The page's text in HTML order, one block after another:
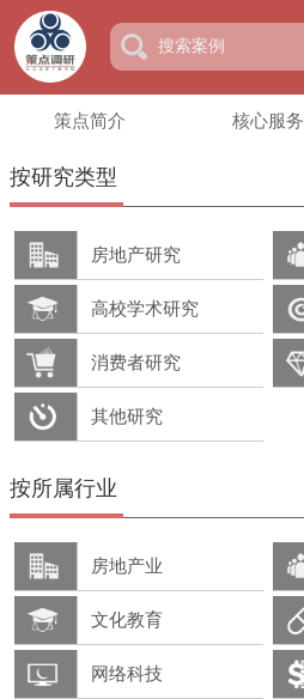
策点简介 核心服务
按研究类型
房地产研究
高校学术研究
消费者研究
其他研究
按所属行业
房地产业
文化教育
网络科技